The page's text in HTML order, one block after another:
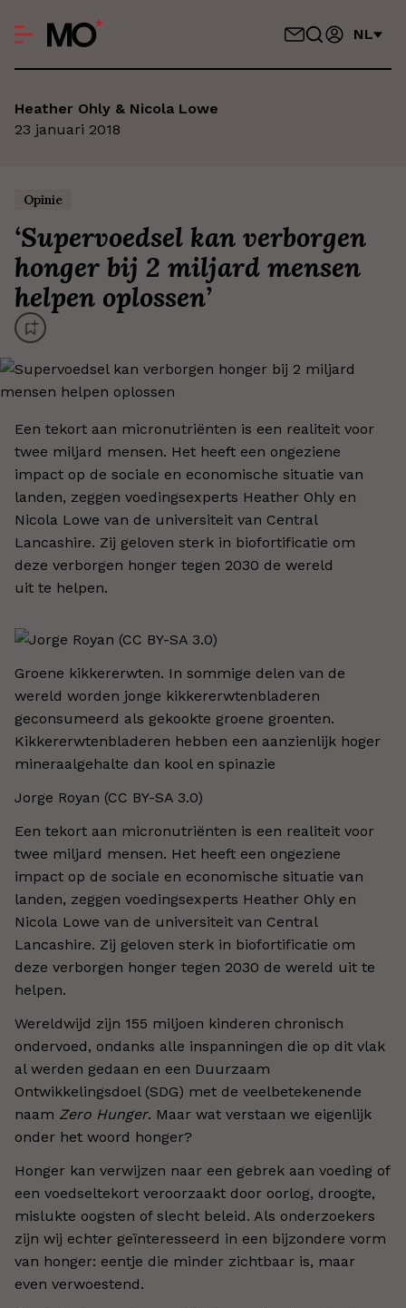
NL
Heather Ohly & Nicola Lowe
23 januari 2018
Opinie
‘Supervoedsel kan verborgen
honger bij 2 miljard mensen
helpen oplossen’
Een tekort aan micronutriënten is een realiteit voor
twee miljard mensen. Het heeft een ongeziene
impact op de sociale en economische situatie van
landen, zeggen voedingsexperts Heather Ohly en
Nicola Lowe van de universiteit van Central
Lancashire. Zij geloven sterk in biofortificatie om
deze verborgen honger tegen 2030 de wereld
uit te helpen.
Groene kikkererwten. In sommige delen van de
wereld worden jonge kikkererwtenbladeren
geconsumeerd als gekookte groene groenten.
Kikkererwtenbladeren hebben een aanzienlijk hoger
mineraalgehalte dan kool en spinazie
Jorge Royan (CC BY-SA 3.0)​
Een tekort aan micronutriënten is een realiteit voor
twee miljard mensen. Het heeft een ongeziene
impact op de sociale en economische situatie van
landen, zeggen voedingsexperts Heather Ohly en
Nicola Lowe van de universiteit van Central
Lancashire. Zij geloven sterk in biofortificatie om
deze verborgen honger tegen 2030 de wereld uit te
helpen.
Wereldwijd zijn 155 miljoen kinderen chronisch
ondervoed, ondanks alle inspanningen die op dit vlak
al werden gedaan en een Duurzaam
Ontwikkelingsdoel (SDG) met de veelbetekenende
naam Zero Hunger. Maar wat verstaan we eigenlijk
onder het woord honger?
Honger kan verwijzen naar een gebrek aan voeding of
een voedseltekort veroorzaakt door oorlog, droogte,
mislukte oogsten of slecht beleid. Als onderzoekers
zijn wij echter geïnteresseerd in een bijzondere vorm
van honger: eentje die minder zichtbaar is, maar
even verwoestend.